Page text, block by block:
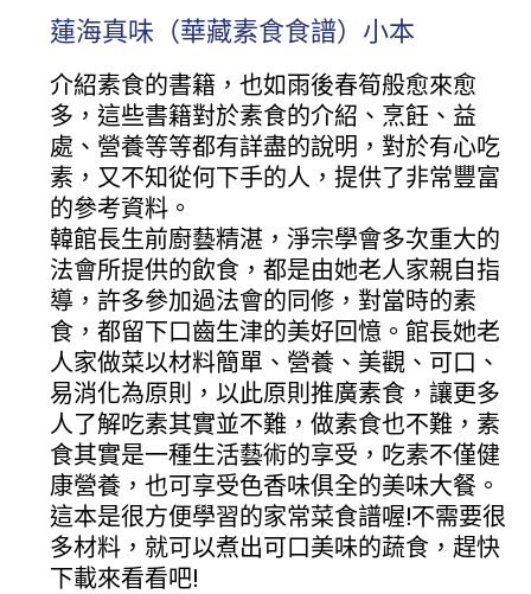
蓮海真味（華藏素食食譜）小本
介紹素食的書籍，也如雨後春筍般愈來愈
多，這些書籍對於素食的介紹、烹飪、益
處、營養等等都有詳盡的說明，對於有心吃
素，又不知從何下手的人，提供了非常豐富
的參考資料。
韓館長生前廚藝精湛，淨宗學會多次重大的
法會所提供的飲食，都是由她老人家親自指
導，許多參加過法會的同修，對當時的素
食，都留下口齒生津的美好回憶。館長她老
人家做菜以材料簡單、營養、美觀、可口、
易消化為原則，以此原則推廣素食，讓更多
人了解吃素其實並不難，做素食也不難，素
食其實是一種生活藝術的享受，吃素不僅健
康營養，也可享受色香味俱全的美味大餐。
這本是很方便學習的家常菜食譜喔!不需要很
多材料，就可以煮出可口美味的蔬食，趕快
下載來看看吧!